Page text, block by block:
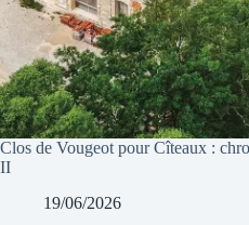
Clos de Vougeot pour Cîteaux :
II
19/06/2026